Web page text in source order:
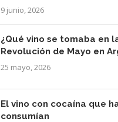
9 junio, 2026
¿Qué vino se tomaba en
Revolución de Mayo en
25 mayo, 2026
El vino con cocaína que
consumían